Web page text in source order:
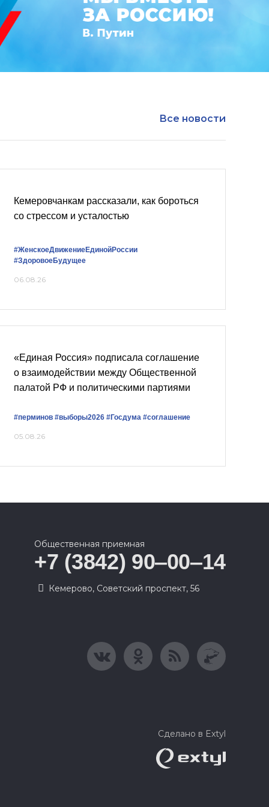
Все новости
Кемеровчанкам рассказали, как бороться
со стрессом и усталостью
#ЖенскоеДвижениеЕдинойРоссии
#ЗдоровоеБудущее
06.08.26
«Единая Россия» подписала соглашение
о взаимодействии между Общественной
палатой РФ и политическими партиями
#перминов #выборы2026 #Госдума #соглашение
05.08.26
Общественная приемная
+7 (3842) 90‒00‒14
​Кемерово, Советский проспект, 56
Сделано в Extyl